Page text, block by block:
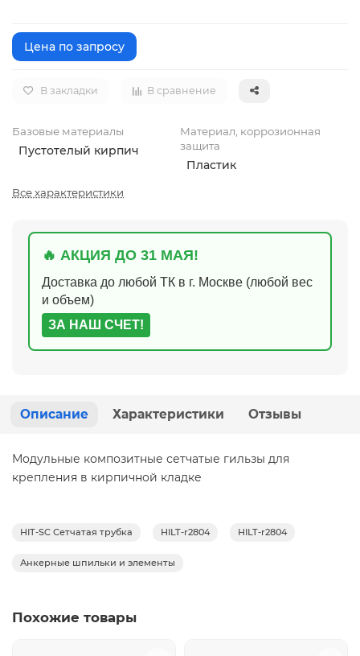
Цена по запросу
В закладки В сравнение
Базовые материалы
Пустотелый кирпич
Материал, коррозионная
защита
Пластик
Все характеристики
🔥 АКЦИЯ ДО 31 МАЯ!
Доставка до любой ТК в г. Москве (любой вес
и объем)
ЗА НАШ СЧЕТ!
Описание Характеристики Отзывы
Модульные композитные сетчатые гильзы для
крепления в кирпичной кладке
HIT-SC Сетчатая трубка HILT-r2804 HILT-r2804
Анкерные шпильки и элементы
Похожие товары